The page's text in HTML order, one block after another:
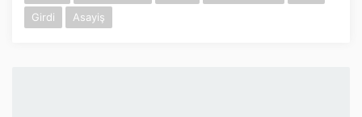
Girdi
Asayiş